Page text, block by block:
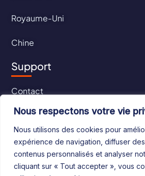
Nous respectons votre vie
Nous utilisons des cookies pour
expérience de navigation, diffuser
contenus personnalisés et analyser
cliquant sur « Tout accepter », vous
Royaume-Uni
Chine
Support
Contact
CGU
CGV